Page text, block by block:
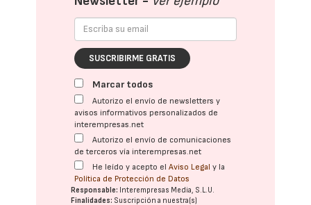
SUSCRIBIRME GRATIS
Marcar todos
Autorizo el envío de newsletters y
avisos informativos personalizados de
interempresas.net
Autorizo el envío de comunicaciones
de terceros vía interempresas.net
He leído y acepto elAviso Legal y la
Política de Protección de Datos
Responsable: Interempresas Media, S.L.U.
Finalidades: Suscripción a nuestra(s)